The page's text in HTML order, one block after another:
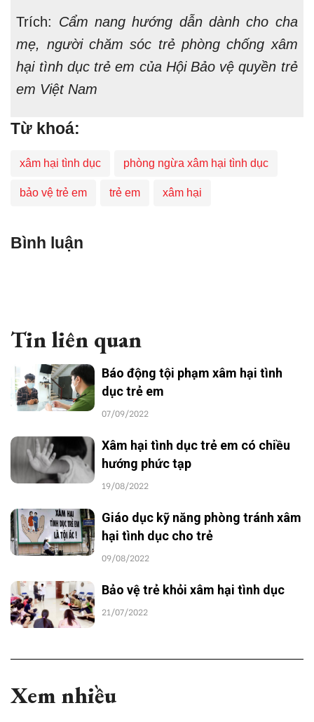
Trích: Cẩm nang hướng dẫn dành cho cha
mẹ, người chăm sóc trẻ phòng chống xâm
hại tình dục trẻ em của Hội Bảo vệ quyền trẻ
em Việt Nam
Từ khoá:
xâm hại tình dục phòng ngừa xâm hại tình dục
bảo vệ trẻ em trẻ em xâm hại
Bình luận
Tin liên quan
Báo động tội phạm xâm hại tình
dục trẻ em
07/09/2022
Xâm hại tình dục trẻ em có chiều
hướng phức tạp
19/08/2022
Giáo dục kỹ năng phòng tránh xâm
hại tình dục cho trẻ
09/08/2022
Bảo vệ trẻ khỏi xâm hại tình dục
21/07/2022
Xem nhiều